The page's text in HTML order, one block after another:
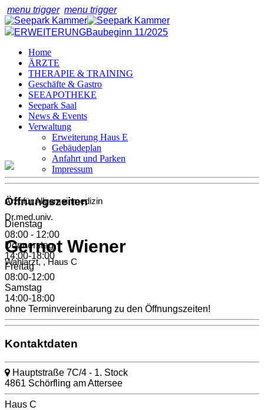
menu trigger menu trigger
ERWEITERUNGBaubeginn 11/2025
Home
ÄRZTE
THERAPIE & TRAINING
Geschäfte & Gastro
SEEAPOTHEKE
Seepark Saal
News & Events
Verwaltung
Erweiterung Haus E
Gebäudeplan
Anfahrt und Parken
Impressum
Arzt für Allgemeinmedizin
Dr.med.univ.
Gernot Wiener
Wahlarzt, , Haus C
Öffnungszeiten
Dienstag
08:00 - 12:00
Donnerstag
14:00-18:00
Freitag
08:00-12:00
Samstag
14:00-18:00
ohne Terminvereinbarung zu den Öffnungszeiten!
Kontaktdaten
Hauptstraße 7C/4 - 1. Stock
4861 Schörfling am Attersee
Haus C